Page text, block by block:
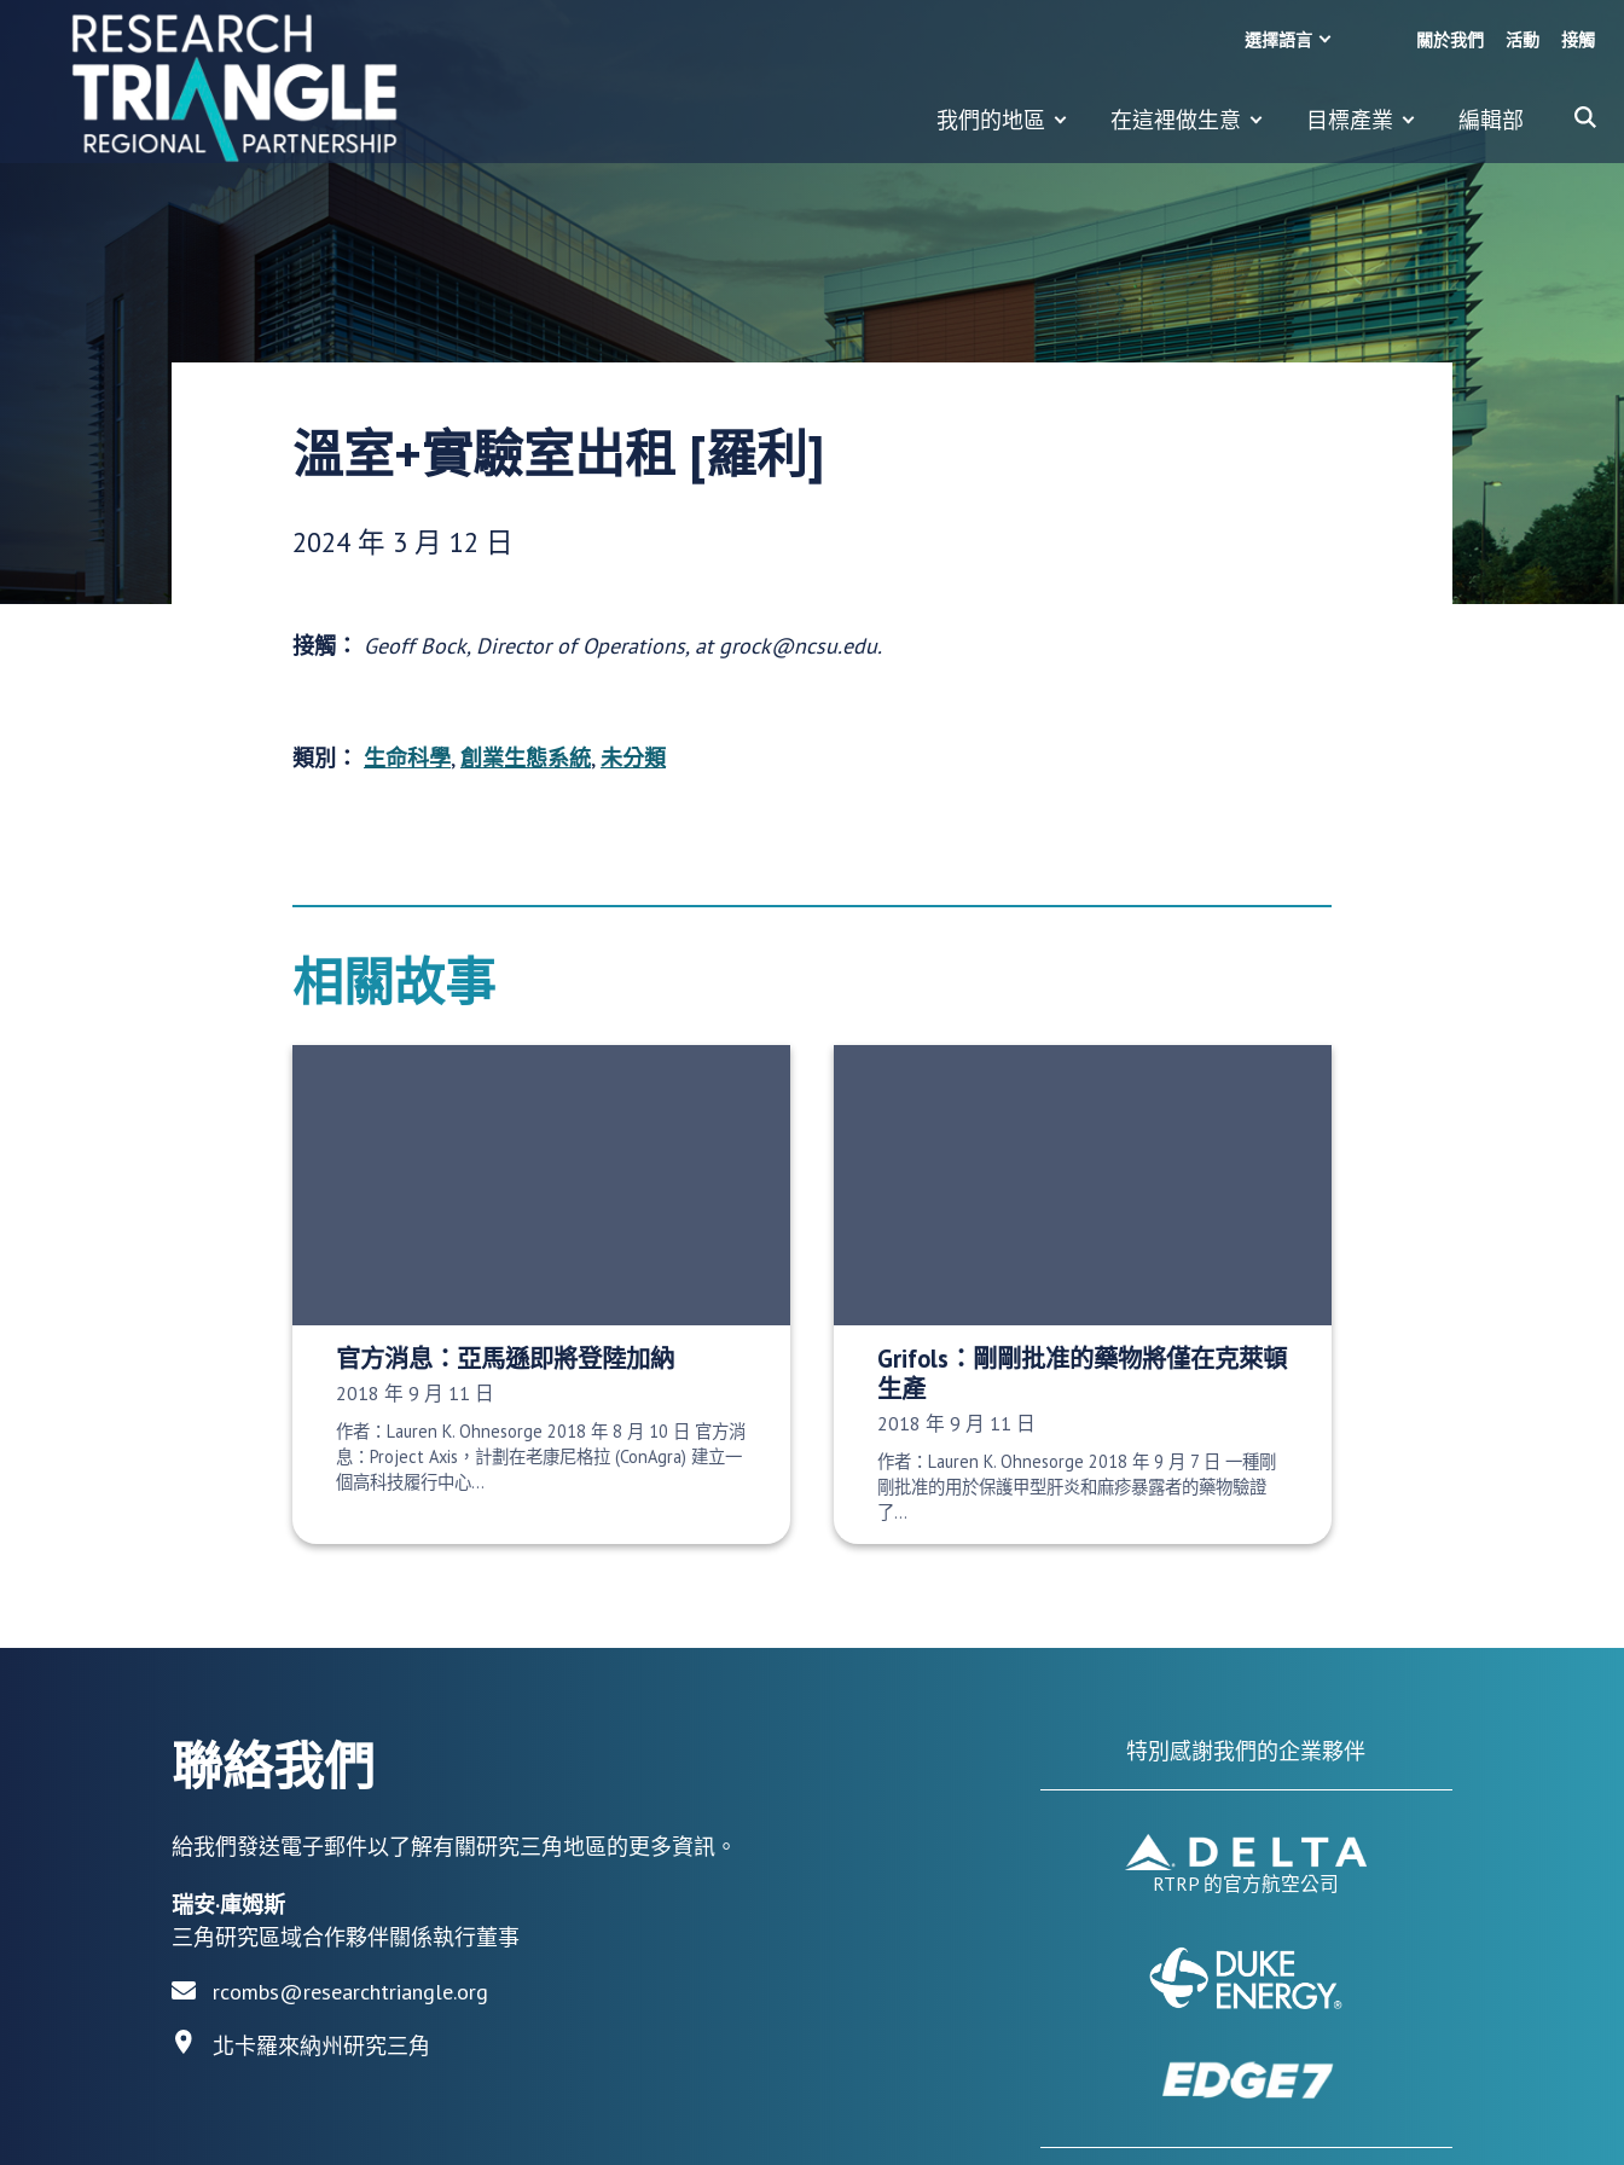
跳至內容
我們的地區 在這裡做生意 目標產業 編輯部
關於我們 活動 接觸
選擇語言
溫室+實驗室出租 [羅利]
發布日期：
2024 年 3 月 12 日
接觸： Geoff Bock, Director of Operations, at grock@ncsu.edu.
類別： 生命科學,創業生態系統,未分類
相關故事
官方消息：亞馬遜即將登陸加納
發布日期：
2018 年 9 月 11 日
作者：Lauren K. Ohnesorge 2018 年 8 月 10 日 官方消
息：Project Axis，計劃在老康尼格拉 (ConAgra) 建立一
個高科技履行中心…
Grifols：剛剛批准的藥物將僅在克萊頓
生產
發布日期：
2018 年 9 月 11 日
作者：Lauren K. Ohnesorge 2018 年 9 月 7 日 一種剛
剛批准的用於保護甲型肝炎和麻疹暴露者的藥物驗證
了…
聯絡我們
給我們發送電子郵件以了解有關研究三角地區的更多資訊。
瑞安·庫姆斯
三角研究區域合作夥伴關係執行董事
rcombs@researchtriangle.org
北卡羅來納州研究三角
特別感謝我們的企業夥伴
RTRP 的官方航空公司